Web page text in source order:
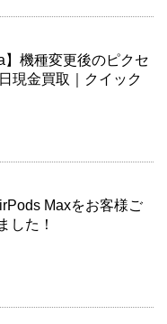
】機種変更後のピクセ
現金買取｜クイック
Maxをお客様ご
した！